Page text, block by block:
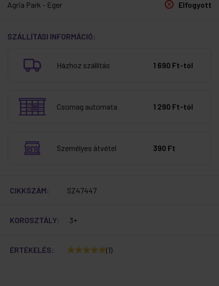
Agria Park - Eger Elfogyott
SZÁLLÍTÁSI INFORMÁCIÓ:
Házhoz szállítás 1 690 Ft-tól
Csomag automata 1 290 Ft-tól
Személyes átvétel 390 Ft
CIKKSZÁM: SZ47447
KOROSZTÁLY: 3+
ÉRTÉKELÉS: (1)